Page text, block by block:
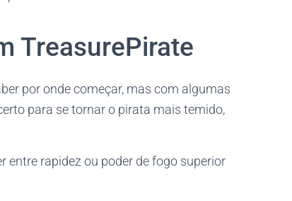
TreasurePirate
por onde começar, mas com algumas
para se tornar o pirata mais temido,
entre rapidez ou poder de fogo superior